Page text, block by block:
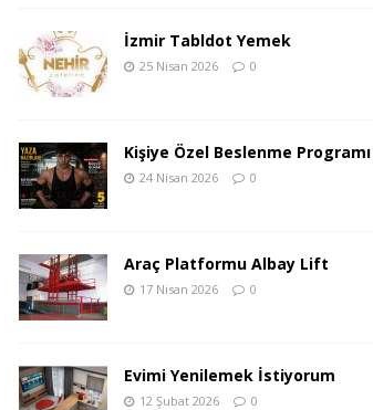
İzmir Tabldot Yemek
25 Nisan 2026 0
Kişiye Özel Beslenme Programı
24 Nisan 2026 0
Araç Platformu Albay Lift
17 Nisan 2026 0
Evimi Yenilemek İstiyorum
12 Şubat 2026 0